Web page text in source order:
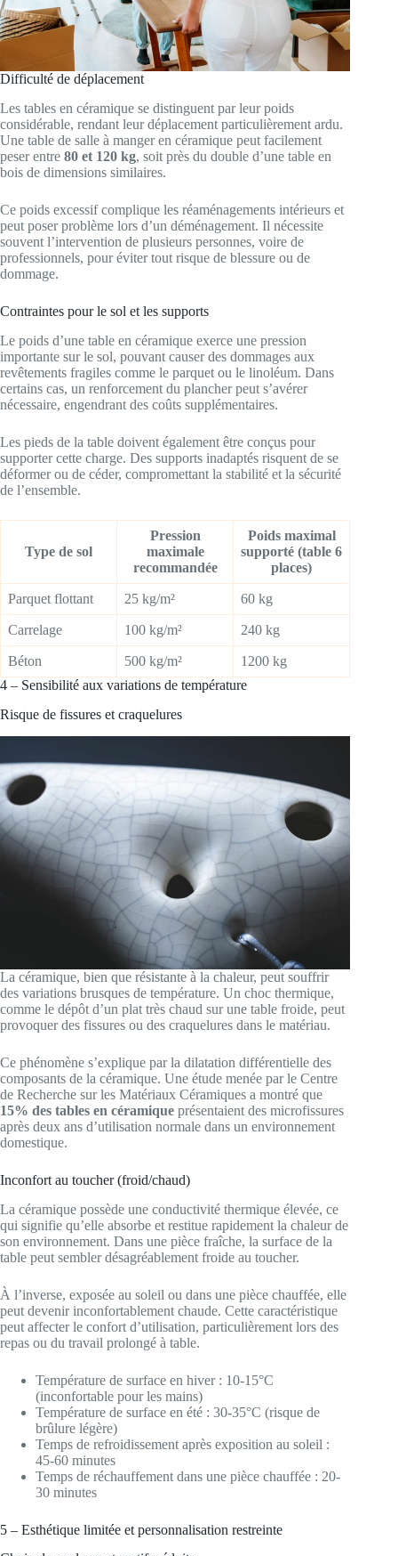
Difficulté de déplacement
Les tables en céramique se distinguent par leur poids
considérable, rendant leur déplacement particulièrement ardu.
Une table de salle à manger en céramique peut facilement
peser entre 80 et 120 kg, soit près du double d’une table en
bois de dimensions similaires.
Ce poids excessif complique les réaménagements intérieurs et
peut poser problème lors d’un déménagement. Il nécessite
souvent l’intervention de plusieurs personnes, voire de
professionnels, pour éviter tout risque de blessure ou de
dommage.
Contraintes pour le sol et les supports
Le poids d’une table en céramique exerce une pression
importante sur le sol, pouvant causer des dommages aux
revêtements fragiles comme le parquet ou le linoléum. Dans
certains cas, un renforcement du plancher peut s’avérer
nécessaire, engendrant des coûts supplémentaires.
Les pieds de la table doivent également être conçus pour
supporter cette charge. Des supports inadaptés risquent de se
déformer ou de céder, compromettant la stabilité et la sécurité
de l’ensemble.
Type de sol
Pression
maximale
recommandée
Poids maximal
supporté (table 6
places)
Parquet flottant 25 kg/m² 60 kg
Carrelage 100 kg/m² 240 kg
Béton 500 kg/m²
1200 kg
4 – Sensibilité aux variations de température
Risque de fissures et craquelures
La céramique, bien que résistante à la chaleur, peut souffrir
des variations brusques de température. Un choc thermique,
comme le dépôt d’un plat très chaud sur une table froide, peut
provoquer des fissures ou des craquelures dans le matériau.
Ce phénomène s’explique par la dilatation différentielle des
composants de la céramique. Une étude menée par le Centre
de Recherche sur les Matériaux Céramiques a montré que
15% des tables en céramique présentaient des microfissures
après deux ans d’utilisation normale dans un environnement
domestique.
Inconfort au toucher (froid/chaud)
La céramique possède une conductivité thermique élevée, ce
qui signifie qu’elle absorbe et restitue rapidement la chaleur de
son environnement. Dans une pièce fraîche, la surface de la
table peut sembler désagréablement froide au toucher.
À l’inverse, exposée au soleil ou dans une pièce chauffée, elle
peut devenir inconfortablement chaude. Cette caractéristique
peut affecter le confort d’utilisation, particulièrement lors des
repas ou du travail prolongé à table.
Température de surface en hiver : 10-15°C
(inconfortable pour les mains)
Température de surface en été : 30-35°C (risque de
brûlure légère)
Temps de refroidissement après exposition au soleil :
45-60 minutes
Temps de réchauffement dans une pièce chauffée : 20-
30 minutes
5 – Esthétique limitée et personnalisation restreinte